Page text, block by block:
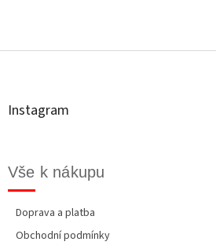
á
Instagram
Vše k nákupu
Doprava a platba
Obchodní podmínky